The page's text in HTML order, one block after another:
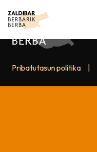
Pribatutasun politika